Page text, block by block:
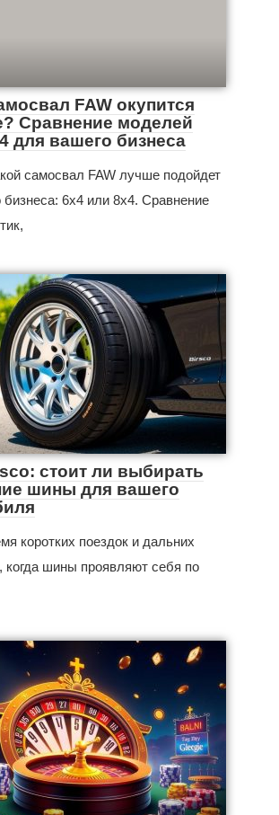
FAW окупится
Сравнение моделей
для вашего бизнеса
самосвал FAW лучше подойдет
бизнеса: 6x4 или 8x4. Сравнение
стоит ли выбирать
шины для вашего
коротких поездок и дальних
когда шины проявляют себя по